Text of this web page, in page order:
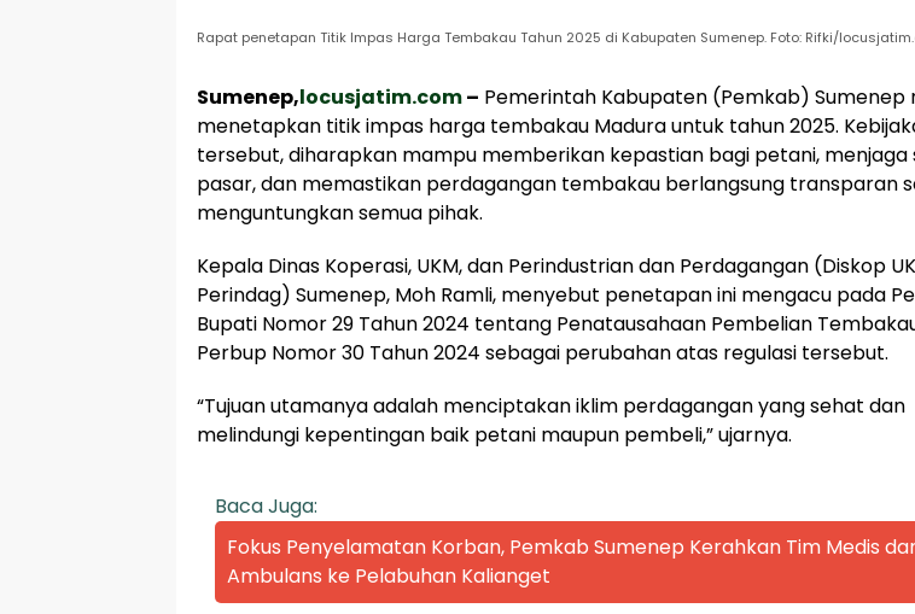
Rapat penetapan Titik Impas Harga Tembakau Tahun 2025 di Kabupaten Sumenep. Foto: Rifki/
Sumenep,locusjatim.com– Pemerintah Kabupaten (Pemkab) Sumenep
menetapkan titik impas harga tembakau Madura untuk tahun 2025.
tersebut, diharapkan mampu memberikan kepastian bagi petani, menjaga
pasar, dan memastikan perdagangan tembakau berlangsung transparan
menguntungkan semua pihak.
Kepala Dinas Koperasi, UKM, dan Perindustrian dan Perdagangan (Diskop
Perindag) Sumenep, Moh Ramli, menyebut penetapan ini mengacu pada
Bupati Nomor 29 Tahun 2024 tentang Penatausahaan Pembelian
Perbup Nomor 30 Tahun 2024 sebagai perubahan atas regulasi tersebut.
“Tujuan utamanya adalah menciptakan iklim perdagangan yang sehat dan
melindungi kepentingan baik petani maupun pembeli,” ujarnya.
Baca Juga:
Fokus Penyelamatan Korban, Pemkab Sumenep Kerahkan Tim Medis
Ambulans ke Pelabuhan Kalianget